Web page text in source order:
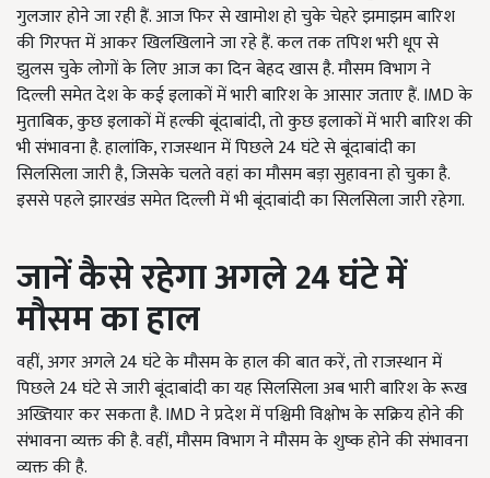
गुलजार होने जा रही हैं. आज फिर से खामोश हो चुके चेहरे झमाझम बारिश
की गिरफ्त में आकर खिलखिलाने जा रहे हैं. कल तक तपिश भरी धूप से
झुलस चुके लोगों के लिए आज का दिन बेहद खास है. मौसम विभाग ने
दिल्ली समेत देश के कई इलाकों में भारी बारिश के आसार जताए हैं. IMD के
मुताबिक, कुछ इलाकों में हल्की बूंदाबांदी, तो कुछ इलाकों में भारी बारिश की
भी संभावना है. हालांकि, राजस्थान में पिछले 24 घंटे से बूंदाबांदी का
सिलसिला जारी है, जिसके चलते वहां का मौसम बड़ा सुहावना हो चुका है.
इससे पहले झारखंड समेत दिल्ली में भी बूंदाबांदी का सिलसिला जारी रहेगा.
जानें कैसे रहेगा अगले 24 घंटे में
मौसम का हाल
वहीं, अगर अगले 24 घंटे के मौसम के हाल की बात करें, तो राजस्थान में
पिछले 24 घंटे से जारी बूंदाबांदी का यह सिलसिला अब भारी बारिश के रूख
अख्तियार कर सकता है. IMD ने प्रदेश में पश्चिमी विक्षोभ के सक्रिय होने की
संभावना व्यक्त की है. वहीं, मौसम विभाग ने मौसम के शुष्क होने की संभावना
व्यक्त की है.